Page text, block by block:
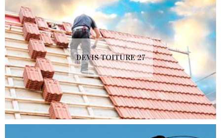
DEVIS TOITURE 27